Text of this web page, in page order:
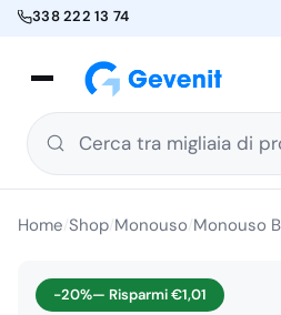
338 222 13 74
Cerca tra migliaia di
Home Shop Monouso Monouso
-20%— Risparmi€1,01